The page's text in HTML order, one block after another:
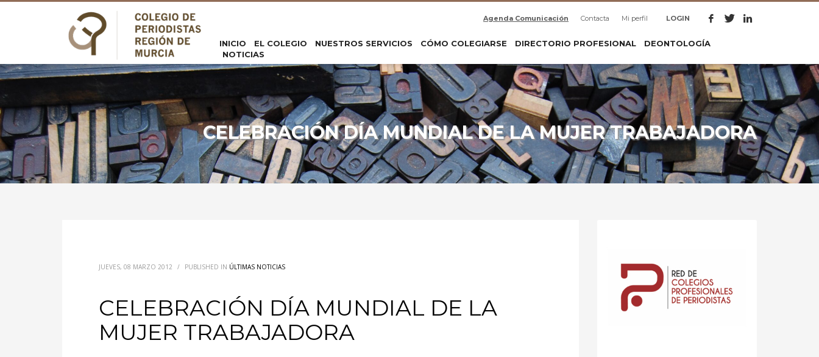
Agenda Comunicación Contacta Mi perfil LOGIN
INICIO EL COLEGIO NUESTROS SERVICIOS CÓMO COLEGIARSE DIRECTORIO PROFESIONAL
DEONTOLOGÍA
NOTICIAS
CELEBRACIÓN DÍA MUNDIAL DE LA MUJER TRABAJADORA
JUEVES, 08 MARZO 2012 / PUBLISHED IN ÚLTIMAS NOTICIAS
CELEBRACIÓN DÍA MUNDIAL DE LA
MUJER TRABAJADORA